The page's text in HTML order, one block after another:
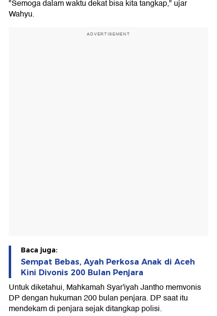
"Semoga dalam waktu dekat bisa kita tangkap," ujar
Wahyu.
ADVERTISEMENT
Baca juga:
Sempat Bebas, Ayah Perkosa Anak di Aceh
Kini Divonis 200 Bulan Penjara
Untuk diketahui, Mahkamah Syar'iyah Jantho memvonis
DP dengan hukuman 200 bulan penjara. DP saat itu
mendekam di penjara sejak ditangkap polisi.